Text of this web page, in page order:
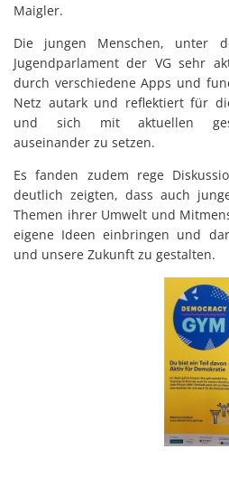
Maigler.
Die jungen Menschen, unter
Jugendparlament der VG sehr
durch verschiedene Apps und
Netz autark und reflektiert für
und sich mit aktuellen
auseinander zu setzen.
Es fanden zudem rege
deutlich zeigten, dass auch
Themen ihrer Umwelt und
eigene Ideen einbringen und
und unsere Zukunft zu gestalten.